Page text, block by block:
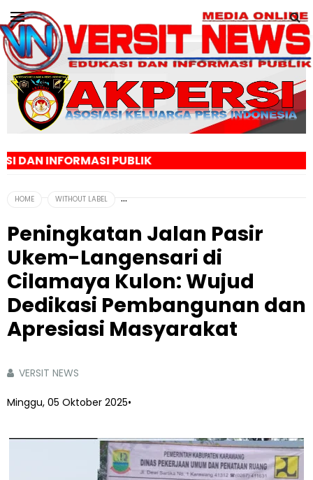
PUBLIK
HOME WITHOUT LABEL
Peningkatan Jalan Pasir
Ukem-Langensari di
Cilamaya Kulon: Wujud
Dedikasi Pembangunan dan
Apresiasi Masyarakat
VERSIT NEWS
Minggu, 05 Oktober 2025•